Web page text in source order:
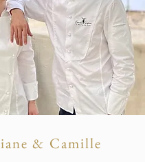
& Camille